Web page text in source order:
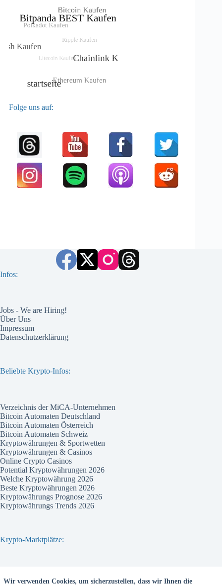
Wir verwenden Cookies, um sicherzustellen, dass wir Ihnen die
Folge uns auf:
Infos:
Jobs - We are Hiring!
Über Uns
Impressum
Datenschutzerklärung
Beliebte Krypto-Infos:
Verzeichnis der MiCA-Unternehmen
Bitcoin Automaten Deutschland
Bitcoin Automaten Österreich
Bitcoin Automaten Schweiz
Kryptowährungen & Sportwetten
Kryptowährungen & Casinos
Online Crypto Casinos
Potential Kryptowährungen 2026
Welche Kryptowährung 2026
Beste Kryptowährungen 2026
Kryptowährungs Prognose 2026
Kryptowährungs Trends 2026
Krypto-Marktplätze:
Bitpanda